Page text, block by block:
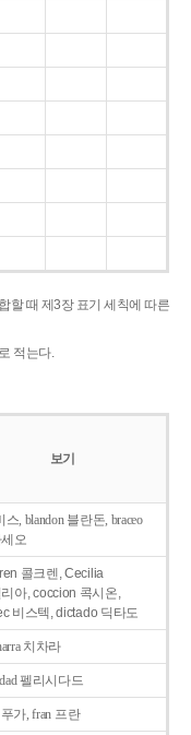
할 때 제3장 표기 세칙에 따른
적는다.
보기
스, blandon 블란돈, braceo
오
콜크렌, Cecilia
아, coccion 콕시온,
비스텍, dictado 딕타도
치차라
펠리시다드
가, fran 프란